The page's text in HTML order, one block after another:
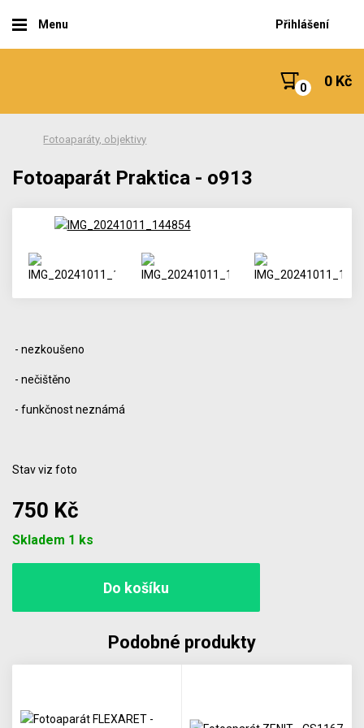
Menu Přihlášení
0 Kč
Fotoaparáty, objektivy
Fotoaparát Praktica - o913
- nezkoušeno
- nečištěno
- funkčnost neznámá
Stav viz foto
750 Kč
Skladem 1 ks
Podobné produkty